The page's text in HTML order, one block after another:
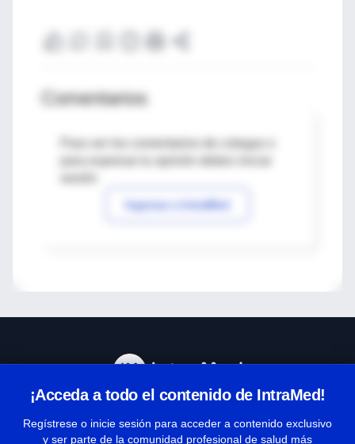
Comentarios
Para ver los comentarios de colegas o
Ingresar a IntraMed
¡Acceda a todo el contenido de IntraMed!
Regístrese o inicie sesión para acceder a contenido exclusivo
y ser parte de la comunidad profesional de salud más